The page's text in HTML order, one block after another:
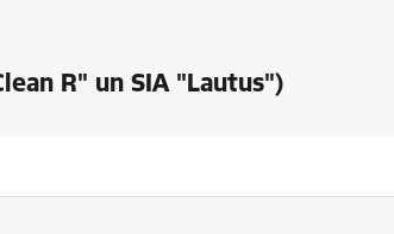
R" un SIA "Lautus")